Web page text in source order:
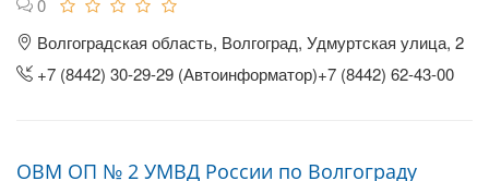
0
Волгоградская область, Волгоград, Удмуртская улица, 2
+7 (8442) 30-29-29 (Автоинформатор)+7 (8442) 62-43-00
ОВМ ОП № 2 УМВД России по Волгограду